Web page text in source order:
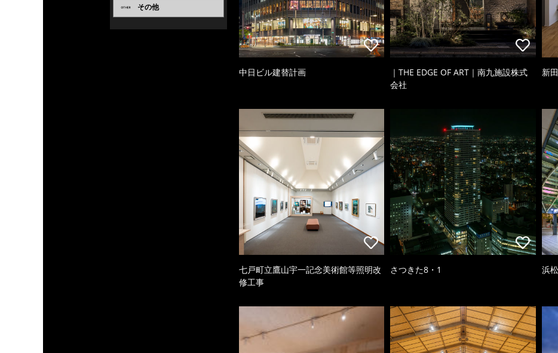
その他
中日ビル建替計画
｜THE EDGE OF ART｜南九施設株式
会社
新
七戸町立鷹山宇一記念美術館等照明改
修工事
さつきた8・1 浜